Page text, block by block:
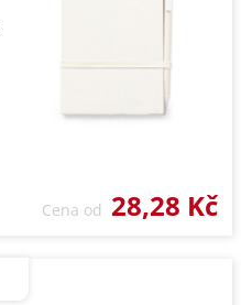
Cena od 28,28 Kč